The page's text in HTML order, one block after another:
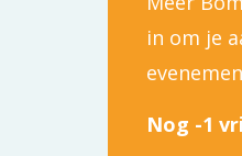
in om je
Nog -1